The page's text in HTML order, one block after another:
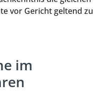
vor Gericht geltend zu
im